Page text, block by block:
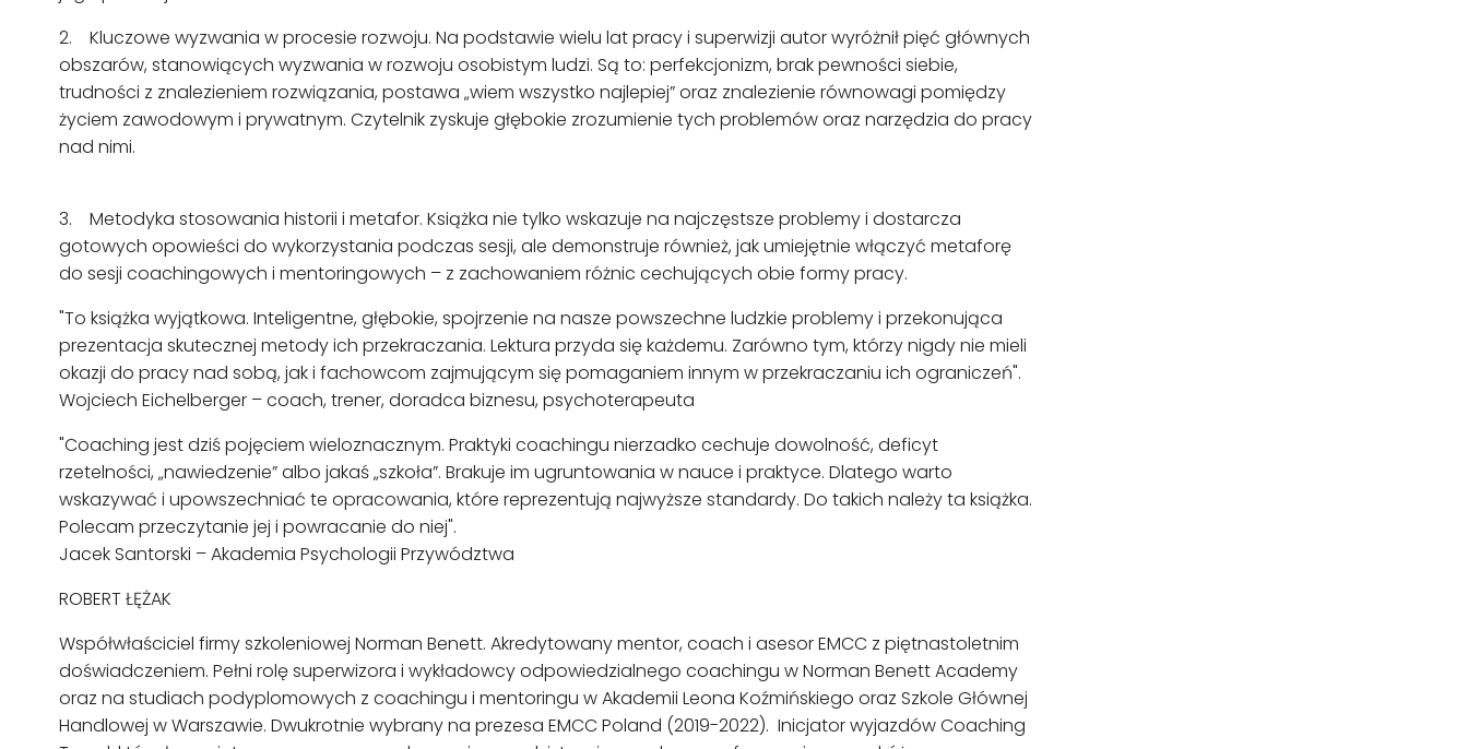
2. Kluczowe wyzwania w procesie rozwoju. Na podstawie wielu lat pracy i superwizji autor wyróżnił pięć głównych
obszarów, stanowiących wyzwania w rozwoju osobistym ludzi. Są to: perfekcjonizm, brak pewności siebie,
trudności z znalezieniem rozwiązania, postawa „wiem wszystko najlepiej” oraz znalezienie równowagi pomiędzy
życiem zawodowym i prywatnym. Czytelnik zyskuje głębokie zrozumienie tych problemów oraz narzędzia do pracy
nad nimi.
3. Metodyka stosowania historii i metafor. Książka nie tylko wskazuje na najczęstsze problemy i dostarcza
gotowych opowieści do wykorzystania podczas sesji, ale demonstruje również, jak umiejętnie włączyć metaforę
do sesji coachingowych i mentoringowych – z zachowaniem różnic cechujących obie formy pracy.
"To książka wyjątkowa. Inteligentne, głębokie, spojrzenie na nasze powszechne ludzkie problemy i przekonująca
prezentacja skutecznej metody ich przekraczania. Lektura przyda się każdemu. Zarówno tym, którzy nigdy nie mieli
okazji do pracy nad sobą, jak i fachowcom zajmującym się pomaganiem innym w przekraczaniu ich ograniczeń".
Wojciech Eichelberger – coach, trener, doradca biznesu, psychoterapeuta
"Coaching jest dziś pojęciem wieloznacznym. Praktyki coachingu nierzadko cechuje dowolność, deficyt
rzetelności, „nawiedzenie” albo jakaś „szkoła”. Brakuje im ugruntowania w nauce i praktyce. Dlatego warto
wskazywać i upowszechniać te opracowania, które reprezentują najwyższe standardy. Do takich należy ta książka.
Polecam przeczytanie jej i powracanie do niej".
Jacek Santorski – Akademia Psychologii Przywództwa
ROBERT ŁĘŻAK
Współwłaściciel firmy szkoleniowej Norman Benett. Akredytowany mentor, coach i asesor EMCC z piętnastoletnim
doświadczeniem. Pełni rolę superwizora i wykładowcy odpowiedzialnego coachingu w Norman Benett Academy
oraz na studiach podyplomowych z coachingu i mentoringu w Akademii Leona Koźmińskiego oraz Szkole Głównej
Handlowej w Warszawie. Dwukrotnie wybrany na prezesa EMCC Poland (2019-2022). Inicjator wyjazdów Coaching